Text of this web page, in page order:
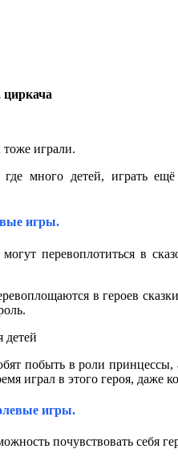
циркача
играли.
много детей, играть
игры.
перевоплотиться в
в героев
побыть в роли принцессы,
играл в этого героя, даже
игры.
почувствовать себя